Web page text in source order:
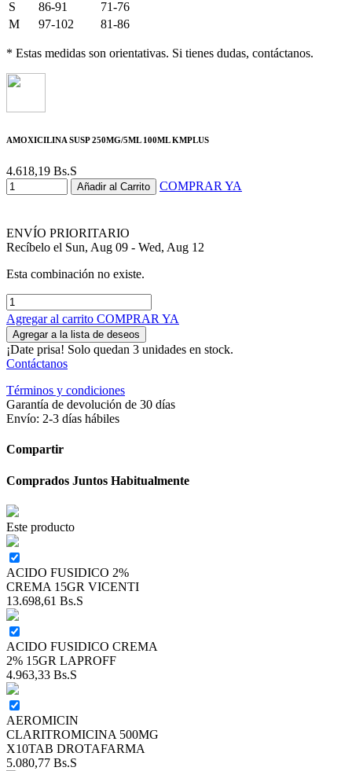
S 86-91
71-76
M
97-102 81-86
* Estas medidas son orientativas. Si tienes dudas, contáctanos.
AMOXICILINA SUSP 250MG/5ML 100ML KMPLUS
4.618,19 Bs.S
Añadir al Carrito COMPRAR YA
ENVÍO PRIORITARIO
Recíbelo el Sun, Aug 09 - Wed, Aug 12
Esta combinación no existe.
Agregar al carrito COMPRAR YA
Agregar a la lista de deseos
¡Date prisa! Solo quedan 3 unidades en stock.
Contáctanos
Términos y condiciones
Garantía de devolución de 30 días
Envío: 2-3 días hábiles
Compartir
Comprados Juntos Habitualmente
Este producto
ACIDO FUSIDICO 2%
CREMA 15GR VICENTI
13.698,61 Bs.S
ACIDO FUSIDICO CREMA
2% 15GR LAPROFF
4.963,33 Bs.S
AEROMICIN
CLARITROMICINA 500MG
X10TAB DROTAFARMA
5.080,77 Bs.S